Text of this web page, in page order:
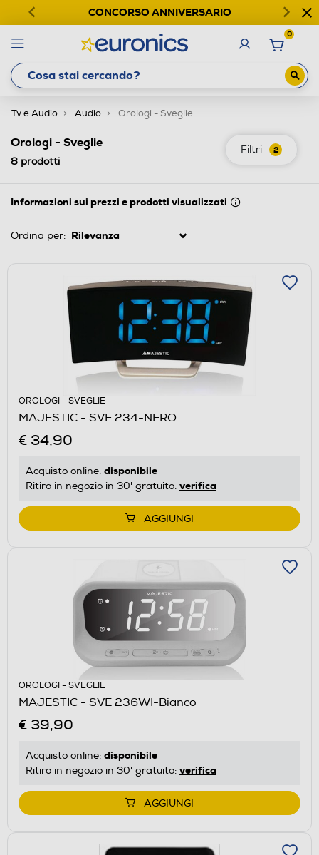
CONCORSO ANNIVERSARIO
0
Tv e Audio Audio Orologi - Sveglie
Filtri 2
Orologi - Sveglie
8 prodotti
Informazioni sui prezzi e prodotti visualizzati
Ordina per:
OROLOGI - SVEGLIE
MAJESTIC - SVE 234-NERO
€ 34,90
Acquisto online: disponibile
Ritiro in negozio in 30' gratuito: verifica
AGGIUNGI
OROLOGI - SVEGLIE
MAJESTIC - SVE 236WI-Bianco
€ 39,90
Acquisto online: disponibile
Ritiro in negozio in 30' gratuito: verifica
AGGIUNGI